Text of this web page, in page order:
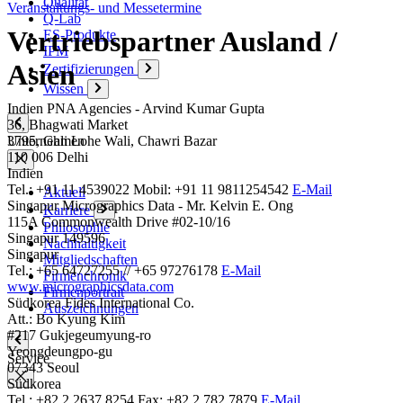
Q-Lab
ES-Produkte
IPM
Zertifizierungen
Wissen
Unternehmen
Aktuell
Karriere
Philosophie
Nachhaltigkeit
Mitgliedschaften
Firmenchronik
Firmenportrait
Auszeichnungen
Service
Veranstaltungs- und Messetermine
Vertriebspartner Ausland /
Asien
Indien PNA Agencies - Arvind Kumar Gupta
36, Bhagwati Market
3795, Gali Lohe Wali, Chawri Bazar
110 006 Delhi
Indien
Tel.: +91 11 4539022 Mobil: +91 11 9811254542 E-Mail
Singapur Micrographics Data - Mr. Kelvin E. Ong
115A Commonwealth Drive #02-10/16
Singapur 149596
Singapur
Tel.: +65 64727255 // +65 97276178 E-Mail
www.micrographicsdata.com
Südkorea Fides International Co.
Att.: Bo Kyung Kim
#217 Gukjegeumyung-ro
Yeongdeungpo-gu
07343 Seoul
Südkorea
Tel.: +82 2 2637 8254 Fax: +82 2 782 7879 E-Mail